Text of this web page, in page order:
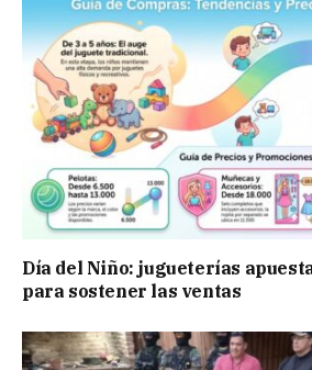
Día del Niño: jugueterías
para sostener las ventas